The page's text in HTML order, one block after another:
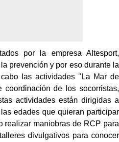
por la empresa Altesport,
prevención y por eso durante la
las actividades "La Mar de
coordinación de los socorristas,
actividades están dirigidas a
edades que quieran participar
realizar maniobras de RCP para
divulgativos para conocer